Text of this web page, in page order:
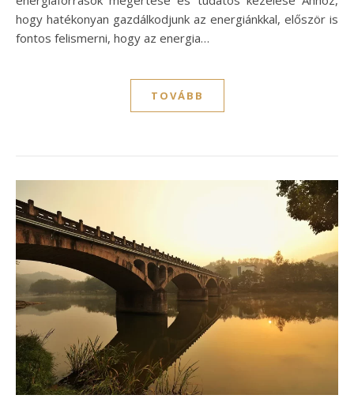
hogy hatékonyan gazdálkodjunk az energiánkkal, először is
fontos felismerni, hogy az energia…
TOVÁBB